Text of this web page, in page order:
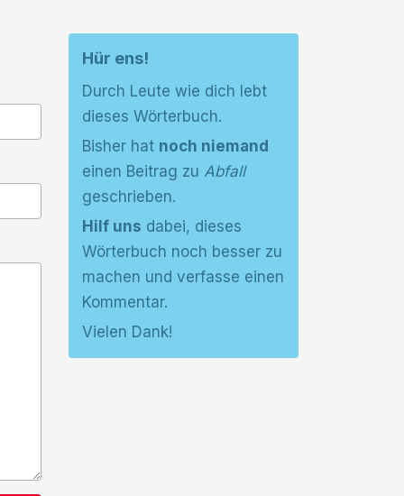
Hür ens!
Durch Leute wie dich lebt
dieses Wörterbuch.
Bisher hat noch niemand
einen Beitrag zu Abfall
geschrieben.
Hilf uns dabei, dieses
Wörterbuch noch besser zu
machen und verfasse einen
Kommentar.
Vielen Dank!